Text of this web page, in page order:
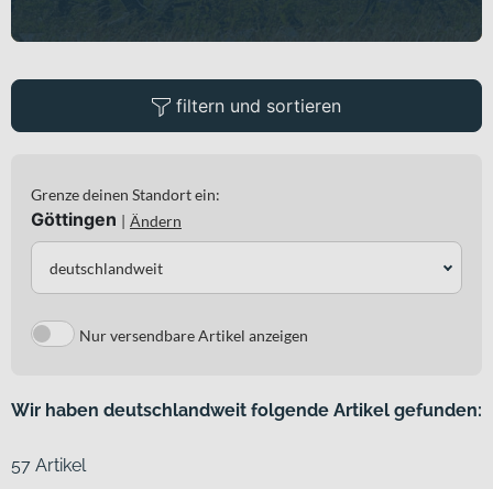
filtern und sortieren
Grenze deinen Standort ein:
Göttingen | Ändern
deutschlandweit
Nur versendbare Artikel anzeigen
Wir haben deutschlandweit folgende Artikel gefunden:
57 Artikel